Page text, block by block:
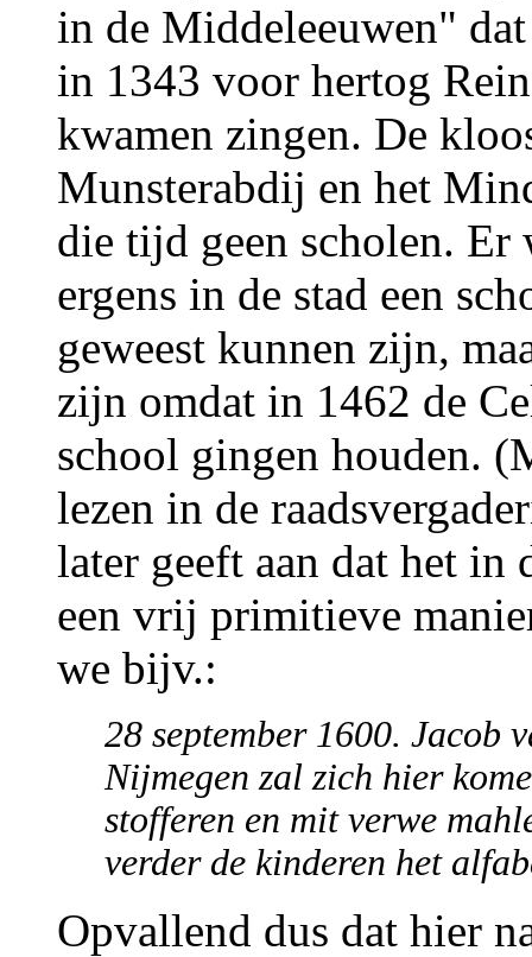
in de Middeleeuwen"
in 1343 voor hertog
kwamen zingen. De
Munsterabdij en het
die tijd geen scholen. Er
ergens in de stad een
geweest kunnen zijn,
zijn omdat in 1462 de
school gingen houden.
lezen in de
later geeft aan dat het
een vrij primitieve
we bijv.:
28 september 1600. Jacob
Nijmegen zal zich hier
stofferen en mit verwe
verder de kinderen het
Opvallend dus dat hier